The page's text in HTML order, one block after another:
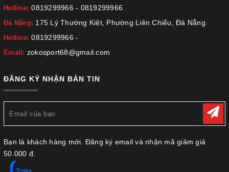
Hotline:0819299966 - 0819299966
Đà Nẵng: 175 Lý Thường Kiệt, Phường Liên Chiểu, Đà Nẵng
Hotline:0819299966 -
Email: zokosport68@gmail.com
ĐĂNG KÝ NHẬN BẢN TIN
Bạn là khách hàng mới. Đăng ký email và nhận mã giảm giá
50.000 đ.